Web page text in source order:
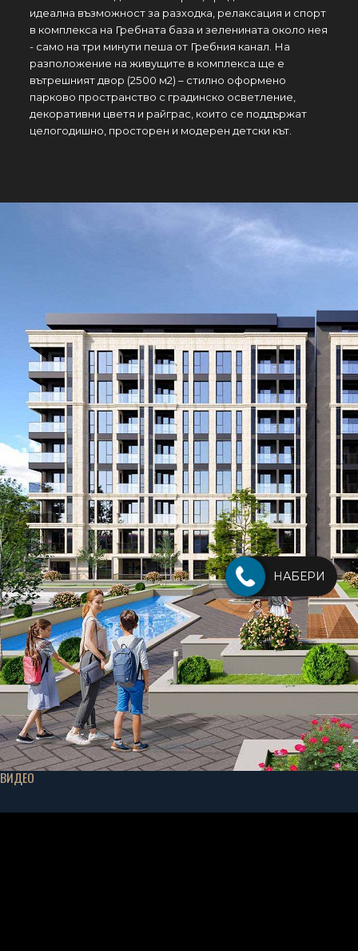
идеална възможност за разходка, релаксация и спорт
в комплекса на Гребната база и зеленината около нея
- само на три минути пеша от Гребния канал. На
разположение на живущите в комплекса ще e
вътрешният двор (2500 м2) – стилно оформено
парково пространство с градинско осветление,
декоративни цветя и райграс, които се поддържат
целогодишно, просторен и модерен детски кът.
ВИДЕО
НАБЕРИ